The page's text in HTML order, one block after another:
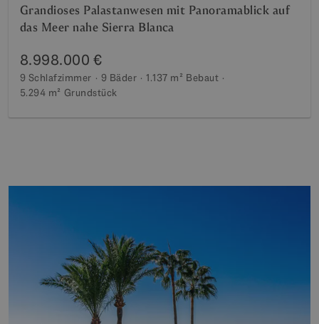
Grandioses Palastanwesen mit Panoramablick auf
das Meer nahe Sierra Blanca
8.998.000 €
9 Schlafzimmer 9 Bäder 1.137 m² Bebaut
5.294 m² Grundstück